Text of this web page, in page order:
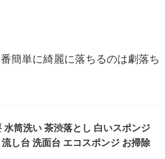
簡単に綺麗に落ちるのは劇落ち
筒洗い 茶渋落とし 白いスポンジ
し台 洗面台 エコスポンジ お掃除